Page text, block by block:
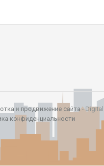
и продвижение сайта- Digital
конфиденциальности